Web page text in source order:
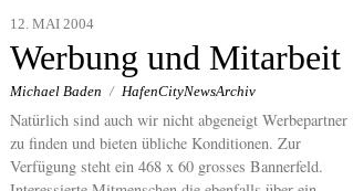
12. MAI 2004
Werbung und Mitarbeit
Michael Baden / HafenCityNewsArchiv
Natürlich sind auch wir nicht abgeneigt Werbepartner
zu finden und bieten übliche Konditionen. Zur
Verfügung steht ein 468 x 60 grosses Bannerfeld.